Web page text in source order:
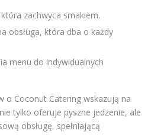
zachwyca smakiem.
obsługa, która dba o każdy
menu do indywidualnych
o Coconut Catering wskazują na
tylko oferuje pyszne jedzenie, ale
obsługę, spełniającą